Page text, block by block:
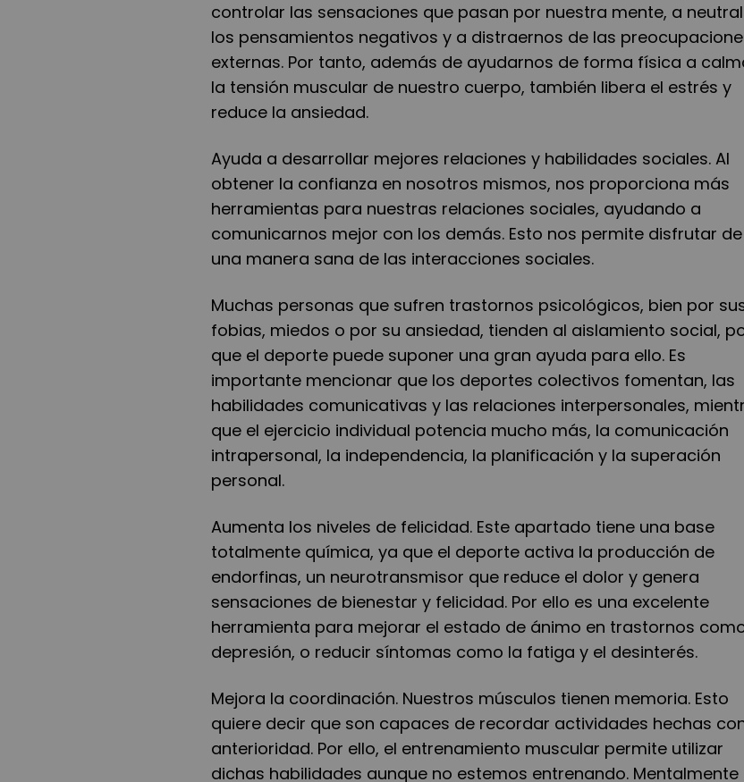
controlar las sensaciones que pasan por nuestra mente, a
los pensamientos negativos y a distraernos de las
externas. Por tanto, además de ayudarnos de forma física a
la tensión muscular de nuestro cuerpo, también libera el estrés y
reduce la ansiedad.
Ayuda a desarrollar mejores relaciones y habilidades sociales. Al
obtener la confianza en nosotros mismos, nos proporciona más
herramientas para nuestras relaciones sociales, ayudando a
comunicarnos mejor con los demás. Esto nos permite disfrutar de
una manera sana de las interacciones sociales.
Muchas personas que sufren trastornos psicológicos, bien por
fobias, miedos o por su ansiedad, tienden al aislamiento social,
que el deporte puede suponer una gran ayuda para ello. Es
importante mencionar que los deportes colectivos fomentan, las
habilidades comunicativas y las relaciones interpersonales,
que el ejercicio individual potencia mucho más, la comunicación
intrapersonal, la independencia, la planificación y la superación
personal.
Aumenta los niveles de felicidad. Este apartado tiene una base
totalmente química, ya que el deporte activa la producción de
endorfinas, un neurotransmisor que reduce el dolor y genera
sensaciones de bienestar y felicidad. Por ello es una excelente
herramienta para mejorar el estado de ánimo en trastornos
depresión, o reducir síntomas como la fatiga y el desinterés.
Mejora la coordinación. Nuestros músculos tienen memoria. Esto
quiere decir que son capaces de recordar actividades hechas
anterioridad. Por ello, el entrenamiento muscular permite utilizar
dichas habilidades aunque no estemos entrenando. Mentalmente